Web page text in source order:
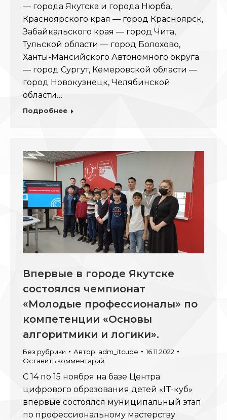
— города Якутска и города Нюрба,
Красноярского края — город Красноярск,
Забайкальского края — город Чита,
Тульской области — город Болохово,
Ханты-Мансийского Автономного округа
— город Сургут, Кемеровской области —
город Новокузнецк, Челябинской
области…
Подробнее
Впервые в городе Якутске
состоялся чемпионат
«Молодые профессионалы» по
компетенции «Основы
алгоритмики и логики».
Без рубрики Автор: adm_itcube
16.11.2022
Оставить комментарий
С 14 по 15 ноября на базе Центра
цифрового образования детей «IT-куб»
впервые состоялся муниципальный этап
по профессиональному мастерству